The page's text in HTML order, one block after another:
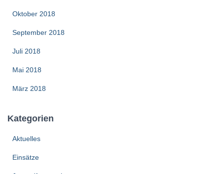
Oktober 2018
September 2018
Juli 2018
Mai 2018
März 2018
Kategorien
Aktuelles
Einsätze